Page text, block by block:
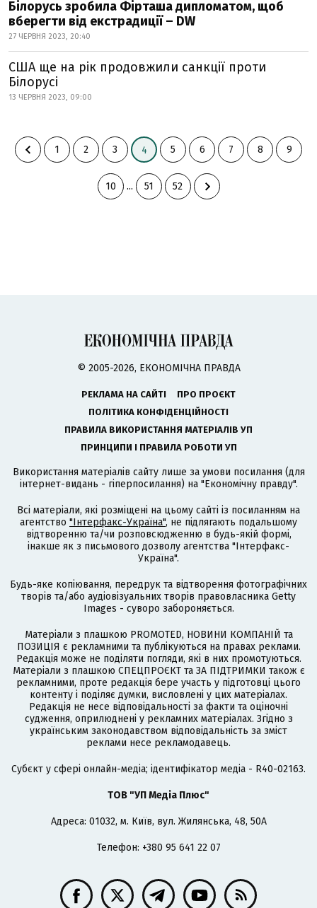
Білорусь зробила Фірташа дипломатом, щоб
вберегти від екстрадиції – DW
27 ЧЕРВНЯ 2023, 20:40
США ще на рік продовжили санкції проти
Білорусі
13 ЧЕРВНЯ 2023, 09:00
1 2 3 4 5 6 7 8 9
10 ... 51 52
© 2005-2026, ЕКОНОМІЧНА ПРАВДА
РЕКЛАМА НА САЙТІ
ПРО ПРОЄКТ
ПОЛІТИКА КОНФІДЕНЦІЙНОСТІ
ПРАВИЛА ВИКОРИСТАННЯ МАТЕРІАЛІВ УП
ПРИНЦИПИ І ПРАВИЛА РОБОТИ УП
Використання матеріалів сайту лише за умови посилання (для
інтернет-видань - гіперпосилання) на "Економічну правду".
Всі матеріали, які розміщені на цьому сайті із посиланням на
агентство "Інтерфакс-Україна", не підлягають подальшому
відтворенню та/чи розповсюдженню в будь-якій формі,
інакше як з письмового дозволу агентства "Інтерфакс-
Україна".
Будь-яке копіювання, передрук та відтворення фотографічних
творів та/або аудіовізуальних творів правовласника Getty
Images - суворо забороняється.
Матеріали з плашкою PROMOTED, НОВИНИ КОМПАНІЙ та
ПОЗИЦІЯ є рекламними та публікуються на правах реклами.
Редакція може не поділяти погляди, які в них промотуються.
Матеріали з плашкою СПЕЦПРОЄКТ та ЗА ПІДТРИМКИ також є
рекламними, проте редакція бере участь у підготовці цього
контенту і поділяє думки, висловлені у цих матеріалах.
Редакція не несе відповідальності за факти та оціночні
судження, оприлюднені у рекламних матеріалах. Згідно з
українським законодавством відповідальність за зміст
реклами несе рекламодавець.
Cубєкт у сфері онлайн-медіа; ідентифікатор медіа - R40-02163.
ТОВ "УП Медіа Плюс"
Адреса: 01032, м. Київ, вул. Жилянська, 48, 50А
Телефон: +380 95 641 22 07